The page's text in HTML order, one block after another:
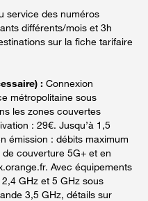
service des numéros
différents/mois et 3h
sur la fiche tarifaire
: Connexion
métropolitaine sous
les zones couvertes
: 29€. Jusqu’à 1,5
émission : débits maximum
couverture 5G+ et en
Avec équipements
GHz et 5 GHz sous
3,5 GHz, détails sur